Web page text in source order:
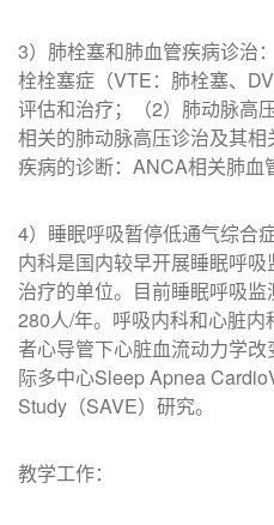
3）肺栓塞和肺血管疾病诊治
栓栓塞症（VTE：肺栓塞、
评估和治疗；（2）肺动脉高
相关的肺动脉高压诊治及其
疾病的诊断：ANCA相关肺血
4）睡眠呼吸暂停低通气综合
内科是国内较早开展睡眠呼
治疗的单位。目前睡眠呼吸
280人/年。呼吸内科和心脏
者心导管下心脏血流动力学
际多中心Sleep Apnea
Study（SAVE）研究。
教学工作：